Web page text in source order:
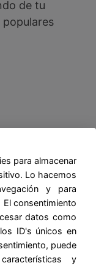
de tu
invertir
el
financieros
del precio
físicamente.
para almacenar
Lo hacemos
y para
consentimiento
datos como
ID's únicos en
puede
y